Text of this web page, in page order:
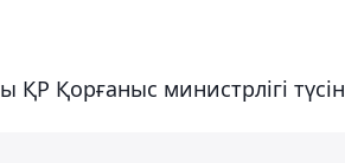
ҚР Қорғаныс министрлігі